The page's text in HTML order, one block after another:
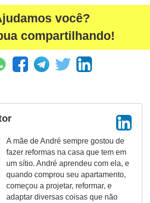
você?
compartilhando!
A mãe de André sempre gostou de
fazer reformas na casa que tem em
um sítio. André aprendeu com ela, e
quando comprou seu apartamento,
começou a projetar, reformar, e
adaptar diversas coisas que não